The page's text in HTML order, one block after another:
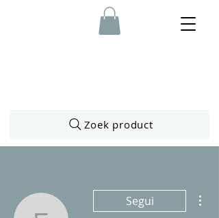
Zoek product
Segui